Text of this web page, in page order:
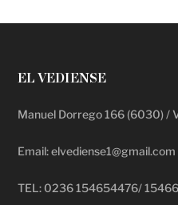
EL VEDIENSE
Manuel Dorrego 166 (6030) /
Email: elvediense1@gmail.com
TEL: 0236 154654476/